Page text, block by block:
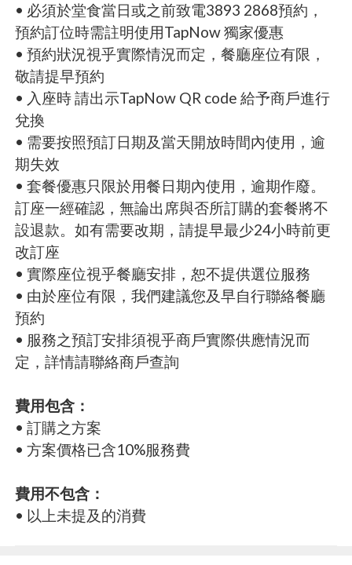
• 必須於堂食當日或之前致電3893 2868預約，
預約訂位時需註明使用TapNow 獨家優惠
• 預約狀況視乎實際情況而定，餐廳座位有限，
敬請提早預約
• 入座時 請出示TapNow QR code 給予商戶進行
兌換
• 需要按照預訂日期及當天開放時間內使用，逾
期失效
• 套餐優惠只限於用餐日期內使用，逾期作廢。
訂座一經確認，無論出席與否所訂購的套餐將不
設退款。如有需要改期，請提早最少24小時前更
改訂座
• 實際座位視乎餐廳安排，恕不提供選位服務
• 由於座位有限，我們建議您及早自行聯絡餐廳
預約
• 服務之預訂安排須視乎商戶實際供應情況而
定，詳情請聯絡商戶查詢
費用包含：
• 訂購之方案
• 方案價格已含10%服務費
費用不包含：
• 以上未提及的消費